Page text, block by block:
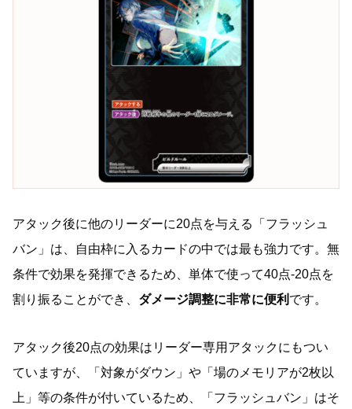
アタック後に他のリーダーに20点を与える「フラッシュ
バン」は、自由枠に入るカードの中では最も強力です。無
条件で効果を発揮できるため、単体で使って40点-20点を
割り振ることができ、 ダメージ調整に非常に便利 です。
アタック後20点の効果はリーダー専用アタックにもつい
ていますが、「対象がダウン」や「場のメモリアが2枚以
上」等の条件が付いているため、「フラッシュバン」はそ